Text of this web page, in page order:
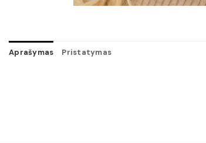
Aprašymas Pristatymas